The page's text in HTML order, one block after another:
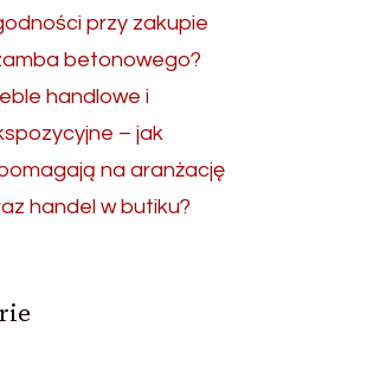
przy zakupie
betonowego?
handlowe i
– jak
na aranżację
handel w butiku?